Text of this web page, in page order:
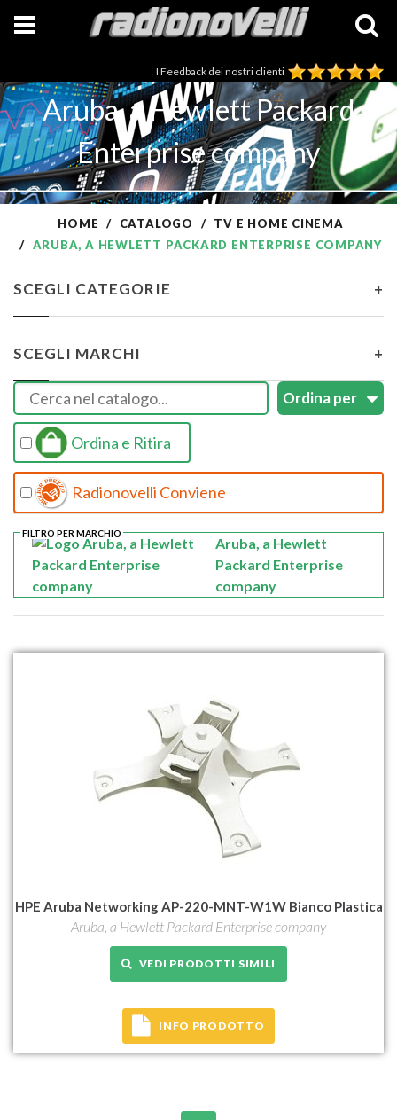
I Feedback dei nostri clienti
Aruba, a Hewlett Packard
Enterprise company
HOME CATALOGO
TV E HOME CINEMA
ARUBA, A HEWLETT PACKARD ENTERPRISE COMPANY
SCEGLI CATEGORIE +
SCEGLI MARCHI +
Ordina e Ritira
Radionovelli Conviene
Aruba, a Hewlett
Packard Enterprise
company
FILTRO PER MARCHIO
HPE Aruba Networking AP-220-MNT-W1W Bianco Plastica
Aruba, a Hewlett Packard Enterprise company
VEDI PRODOTTI SIMILI
INFO PRODOTTO